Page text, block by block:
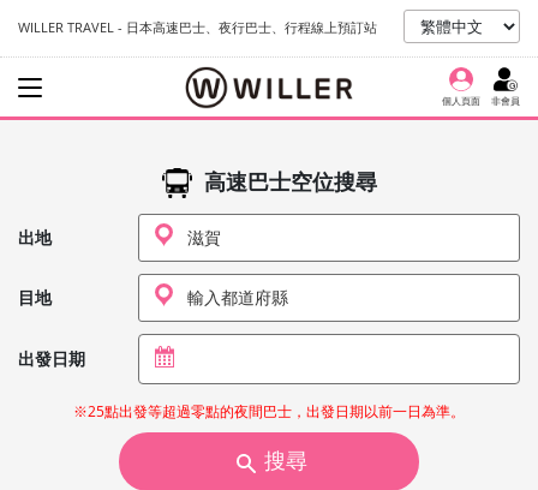
WILLER TRAVEL - 日本高速巴士、夜行巴士、行程線上預訂站
個人頁面 非會員
高速巴士空位搜尋
出地
目地
出發日期
※25點出發等超過零點的夜間巴士，出發日期以前一日為準。
搜尋